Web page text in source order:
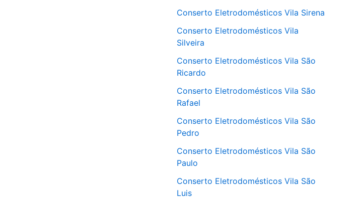
Conserto Eletrodomésticos Vila Sirena
Conserto Eletrodomésticos Vila
Silveira
Conserto Eletrodomésticos Vila São
Ricardo
Conserto Eletrodomésticos Vila São
Rafael
Conserto Eletrodomésticos Vila São
Pedro
Conserto Eletrodomésticos Vila São
Paulo
Conserto Eletrodomésticos Vila São
Luis